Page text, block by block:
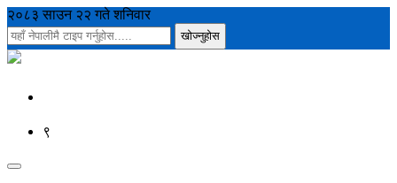
२०८३ साउन २२ गते शनिवार
९